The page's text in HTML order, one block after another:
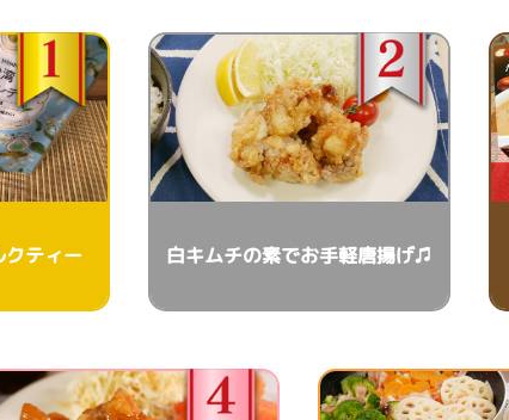
クティー 白キムチの素でお手軽唐揚げ♫